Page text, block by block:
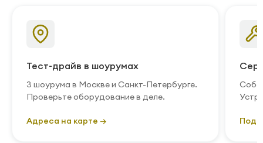
Тест-драйв в шоурумах
3 шоурума в Москве и Санкт-Петербурге.
Проверьте оборудование в деле.
Адреса на карте →